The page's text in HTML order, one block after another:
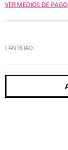
VER MEDIOS DE PAGO
CANTIDAD